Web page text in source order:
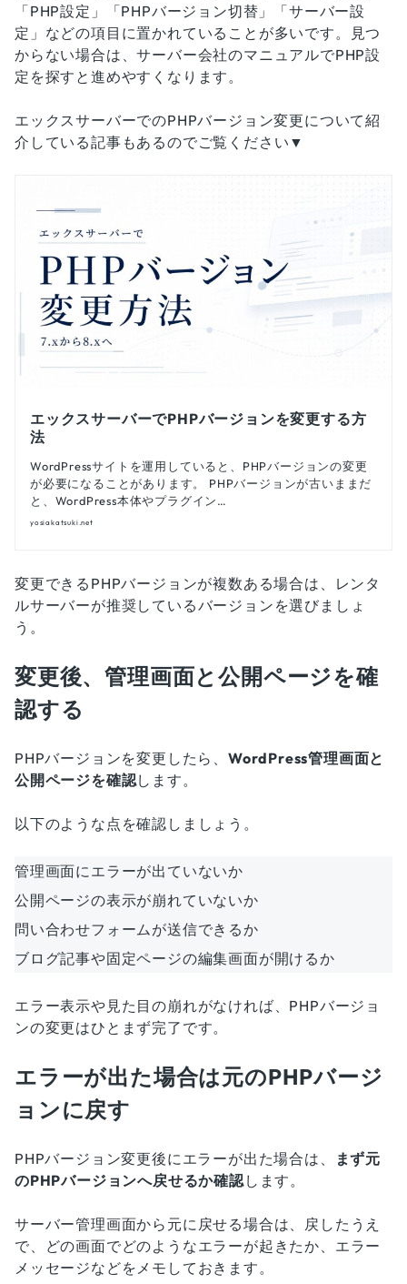
「PHP設定」「PHPバージョン切替」「サーバー設
定」などの項目に置かれていることが多いです。見つ
からない場合は、サーバー会社のマニュアルでPHP設
定を探すと進めやすくなります。
エックスサーバーでのPHPバージョン変更について紹
介している記事もあるのでご覧ください▼
エックスサーバーでPHPバージョンを変更する方
法
WordPressサイトを運用していると、PHPバージョンの変更
が必要になることがあります。 PHPバージョンが古いままだ
と、WordPress本体やプラグイン…
yosiakatsuki.net
変更できるPHPバージョンが複数ある場合は、レンタ
ルサーバーが推奨しているバージョンを選びましょ
う。
変更後、管理画面と公開ページを確
認する
PHPバージョンを変更したら、WordPress管理画面と
公開ページを確認します。
以下のような点を確認しましょう。
管理画面にエラーが出ていないか
公開ページの表示が崩れていないか
問い合わせフォームが送信できるか
ブログ記事や固定ページの編集画面が開けるか
エラー表示や見た目の崩れがなければ、PHPバージョ
ンの変更はひとまず完了です。
エラーが出た場合は元のPHPバージ
ョンに戻す
PHPバージョン変更後にエラーが出た場合は、
まず元
のPHPバージョンへ戻せるか確認します。
サーバー管理画面から元に戻せる場合は、戻したうえ
で、どの画面でどのようなエラーが起きたか、エラー
メッセージなどをメモしておきます。